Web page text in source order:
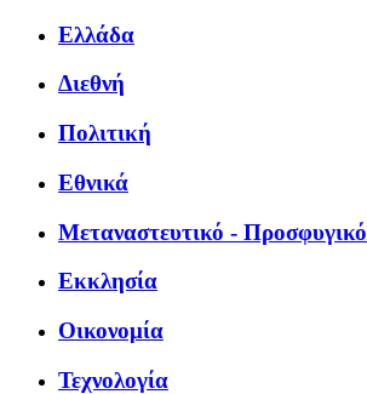
Ελλάδα
Διεθνή
Πολιτική
Εθνικά
Μεταναστευτικό - Προσφυγικό
Εκκλησία
Οικονομία
Τεχνολογία